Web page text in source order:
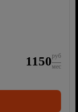
1150руб
мес